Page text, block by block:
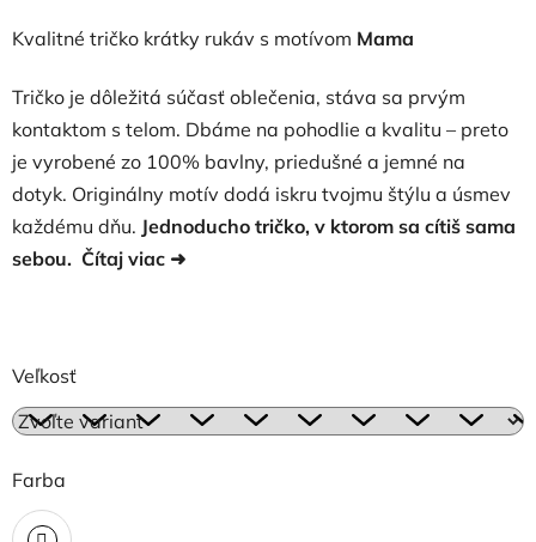
Kvalitné tričko krátky rukáv s motívom Mama
Tričko je dôležitá súčasť oblečenia, stáva sa prvým
kontaktom s telom. Dbáme na pohodlie a kvalitu – preto
je vyrobené zo 100% bavlny, priedušné a jemné na
dotyk. Originálny motív dodá iskru tvojmu štýlu a úsmev
každému dňu. Jednoducho tričko, v ktorom sa cítiš sama
sebou. Čítaj viac ➜
Veľkosť
Farba